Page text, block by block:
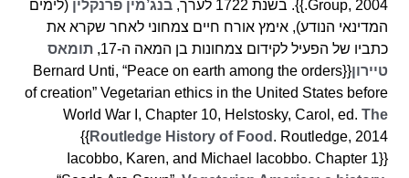
Group, 2004.}}. בשנת 1722 לערך,
בנג’מין פרנקלין (לימים
המדינאי הנודע), אימץ אורח חיים צמחוני לאחר שקרא את
כתביו של הפעיל לקידום צמחונות בן המאה ה-17,
תומאס
טיירון {{Bernard Unti, “Peace on earth among the orders
of creation” Vegetarian ethics in the United States before
World War I, Chapter 10, Helstosky, Carol, ed. The
Routledge History of Food
. Routledge, 2014}}
{{Iacobbo, Karen, and Michael Iacobbo. Chapter 1